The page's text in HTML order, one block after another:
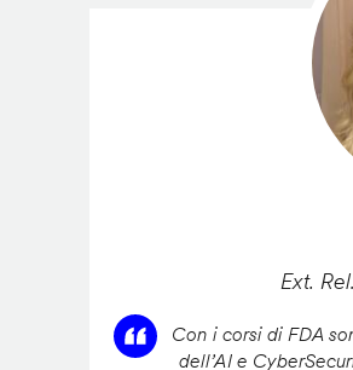
Ext.
Con i corsi di FDA
dell’AI e